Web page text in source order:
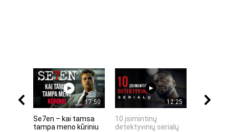
17:50
Se7en – kai tamsa
tampa meno kūriniu
12:25
10 įsimintinų
detektyvinių serialų